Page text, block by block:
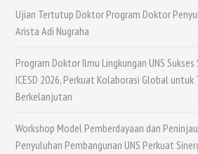
Ujian Tertutup Doktor Program Doktor
Arista Adi Nugraha
Program Doktor Ilmu Lingkungan UNS
ICESD 2026, Perkuat Kolaborasi Global
Berkelanjutan
Workshop Model Pemberdayaan dan
Penyuluhan Pembangunan UNS Perkuat